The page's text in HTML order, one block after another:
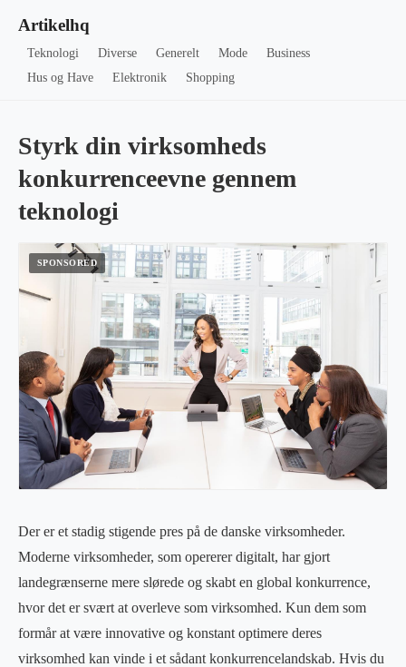
Artikelhq
Teknologi Diverse Generelt Mode
Business
Hus og Have
Elektronik Shopping
Styrk din virksomheds
konkurrenceevne gennem
teknologi
Der er et stadig stigende pres på de danske virksomheder.
Moderne virksomheder, som opererer digitalt, har gjort
landegrænserne mere slørede og skabt en global konkurrence,
hvor det er svært at overleve som virksomhed. Kun dem som
formår at være innovative og konstant optimere deres
virksomhed kan vinde i et sådant konkurrencelandskab. Hvis du